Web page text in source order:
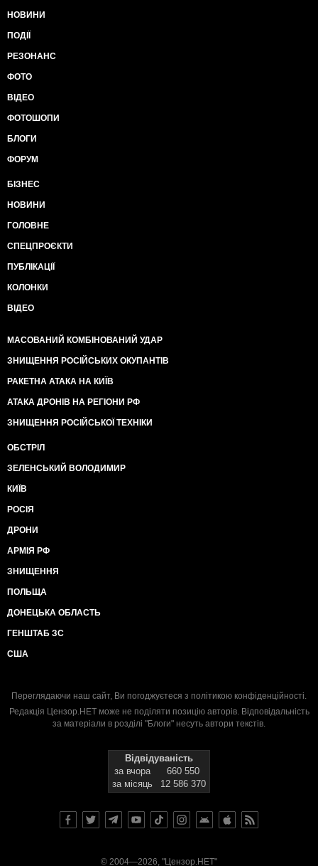
НОВИНИ
ПОДІЇ
РЕЗОНАНС
ФОТО
ВІДЕО
ФОТОШОПИ
БЛОГИ
ФОРУМ
БІЗНЕС
НОВИНИ
ГОЛОВНЕ
СПЕЦПРОЄКТИ
ПУБЛІКАЦІЇ
КОЛОНКИ
ВІДЕО
МАСОВАНИЙ КОМБІНОВАНИЙ УДАР
ЗНИЩЕННЯ РОСІЙСЬКИХ ОКУПАНТІВ
РАКЕТНА АТАКА НА КИЇВ
АТАКА ДРОНІВ НА РЕГІОНИ РФ
ЗНИЩЕННЯ РОСІЙСЬКОЇ ТЕХНІКИ
ОБСТРІЛ
ЗЕЛЕНСЬКИЙ ВОЛОДИМИР
КИЇВ
РОСІЯ
ДРОНИ
АРМІЯ РФ
ЗНИЩЕННЯ
ПОЛЬЩА
ДОНЕЦЬКА ОБЛАСТЬ
ГЕНШТАБ ЗС
США
Переглядаючи наш сайт, Ви погоджуєтеся з політикою конфіденційності.
Редакція Цензор.НЕТ може не поділяти позицію авторів. Відповідальність
за матеріали в розділі "Блоги" несуть автори текстів.
Відвідуваність
за вчора
660 550
за місяць
12 586 370
© 2004—2026, "Цензор.НЕТ"